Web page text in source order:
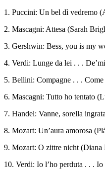
1. Puccini: Un bel dì vedremo
2. Mascagni: Attesa (Sarah
3. Gershwin: Bess, you is my
4. Verdi: Lunge da lei . . .
5. Bellini: Compagne . . .
6. Mascagni: Tutto ho tentato
7. Handel: Vanne, sorella
8. Mozart: Un’aura amorosa
9. Mozart: O zittre nicht (Diana
10. Verdi: Io l’ho perduta . . .